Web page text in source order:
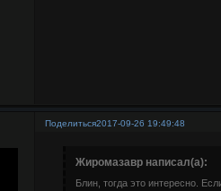
Поделиться2017-09-26 19:49:48
Жиромазавр написал(а):
Блин, тогда это интересно.